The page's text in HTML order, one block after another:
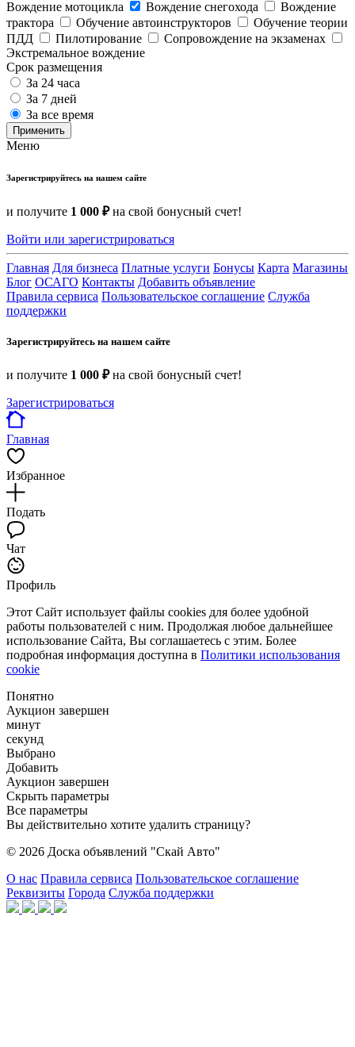
Вождение мотоцикла Вождение снегохода
Вождение
трактора
Обучение автоинструкторов
Обучение теории
ПДД
Пилотирование
Сопровождение на экзаменах
Экстремальное вождение
Срок размещения
За 24 часа
За 7 дней
За все время
Применить
Меню
Зарегистрируйтесь на нашем сайте
и получите 1 000 ₽на свой бонусный счет!
Войти или зарегистрироваться
Главная Для бизнеса Платные услуги Бонусы Карта Магазины
Блог ОСАГО Контакты Добавить объявление
Правила сервиса Пользовательское соглашение Служба
поддержки
Зарегистрируйтесь на нашем сайте
и получите 1 000 ₽на свой бонусный счет!
Зарегистрироваться
Главная
Избранное
Подать
Чат
Профиль
Этот Сайт использует файлы cookies для более удобной
работы пользователей с ним. Продолжая любое дальнейшее
использование Сайта, Вы соглашаетесь с этим. Более
подробная информация доступна в Политики использования
cookie
Понятно
Аукцион завершен
минут
секунд
Выбрано
Добавить
Аукцион завершен
Скрыть параметры
Все параметры
Вы действительно хотите удалить страницу?
© 2026 Доска объявлений "Скай Авто"
О нас Правила сервиса Пользовательское соглашение
Реквизиты Города Служба поддержки